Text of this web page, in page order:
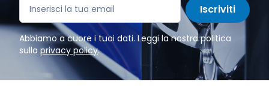
Iscriviti
Abbiamo a cuore i tuoi dati. Leggi la nostra politica
sulla privacy policy.